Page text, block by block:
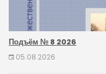
Подъём № 8 2026
05.08.2026